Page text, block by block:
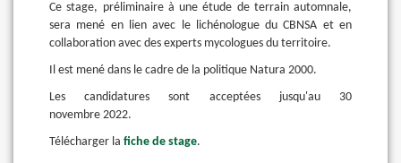
Ce stage, préliminaire à une étude de terrain automnale,
sera mené en lien avec le lichénologue du CBNSA et en
collaboration avec des experts mycologues du territoire.
Il est mené dans le cadre de la politique Natura 2000.
Les candidatures sont acceptées jusqu'au 30
novembre 2022.
Télécharger la fiche de stage.